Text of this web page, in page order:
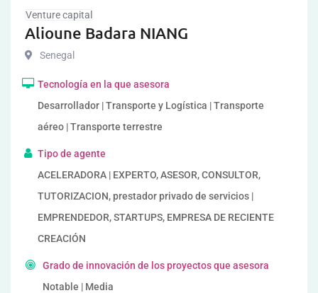
Venture capital
Alioune Badara NIANG
Senegal
Tecnología en la que asesora
Desarrollador | Transporte y Logística | Transporte
aéreo | Transporte terrestre
Tipo de agente
ACELERADORA | EXPERTO, ASESOR, CONSULTOR,
TUTORIZACION, prestador privado de servicios |
EMPRENDEDOR, STARTUPS, EMPRESA DE RECIENTE
CREACIÓN
Grado de innovación de los proyectos que asesora
Notable | Media